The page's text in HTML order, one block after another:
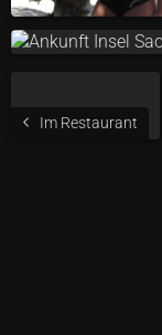
Im Restaurant